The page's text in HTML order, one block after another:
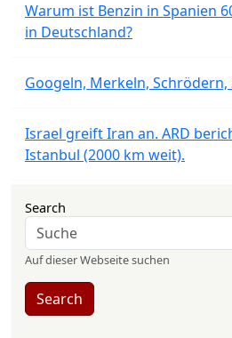
Warum ist Benzin in Spanien
in Deutschland?
Googeln, Merkeln, Schrödern,
Israel greift Iran an. ARD
Istanbul (2000 km weit).
Search
Auf dieser Webseite suchen
Search